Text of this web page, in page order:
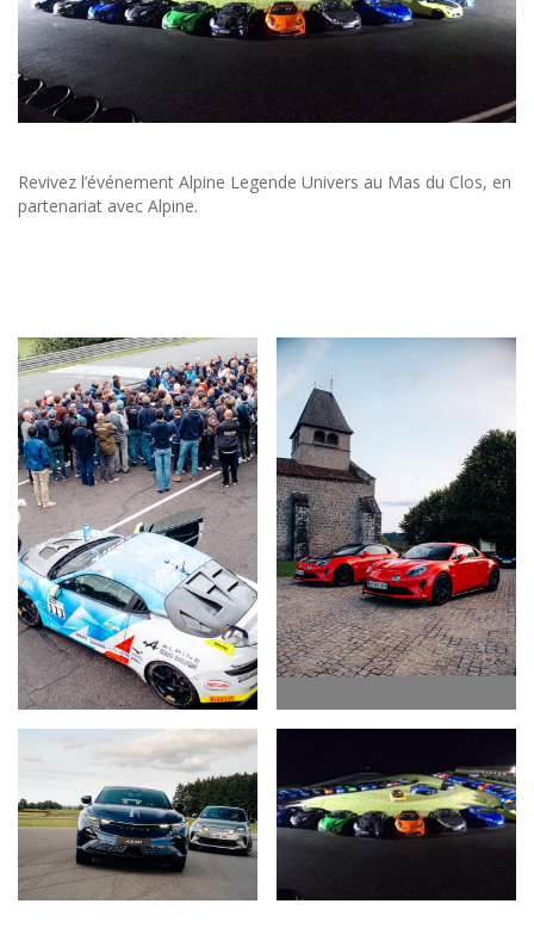
Revivez l’événement Alpine Legende Univers au Mas du Clos, en
partenariat avec Alpine.